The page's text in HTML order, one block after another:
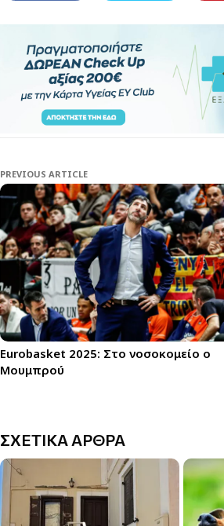
PREVIOUS ARTICLE
Eurobasket 2025: Στο νοσοκομείο ο
Μουμπρού
ΣΧΕΤΙΚΑ ΑΡΘΡΑ